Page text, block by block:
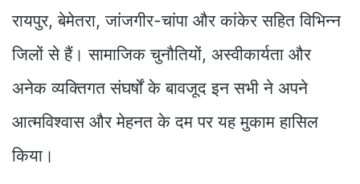
रायपुर, बेमेतरा, जांजगीर-चांपा और कांकेर सहित विभिन्न
जिलों से हैं। सामाजिक चुनौतियों, अस्वीकार्यता और
अनेक व्यक्तिगत संघर्षों के बावजूद इन सभी ने अपने
आत्मविश्वास और मेहनत के दम पर यह मुकाम हासिल
किया।